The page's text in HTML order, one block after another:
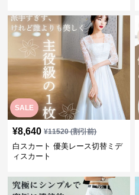
SALE
¥8,640 ¥11520(割引前)
白スカート 優美レース切替ミデ
ィスカート